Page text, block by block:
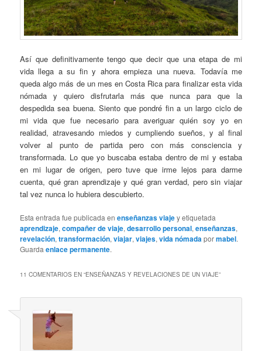
Así que definitivamente tengo que decir que una etapa de mi
vida llega a su fin y ahora empieza una nueva. Todavía me
queda algo más de un mes en Costa Rica para finalizar esta vida
nómada y quiero disfrutarla más que nunca para que la
despedida sea buena. Siento que pondré fin a un largo ciclo de
mi vida que fue necesario para averiguar quién soy yo en
realidad, atravesando miedos y cumpliendo sueños, y al final
volver al punto de partida pero con más consciencia y
transformada. Lo que yo buscaba estaba dentro de mi y estaba
en mi lugar de origen, pero tuve que irme lejos para darme
cuenta, qué gran aprendizaje y qué gran verdad, pero sin viajar
tal vez nunca lo hubiera descubierto.
Esta entrada fue publicada enenseñanzas viajey etiquetada
aprendizaje,compañer de viaje,desarrollo personal,enseñanzas,
revelación,transformación,viajar,viajes,vida nómadapormabel.
Guardaenlace permanente.
11 COMENTARIOS EN “ENSEÑANZAS Y REVELACIONES DE UN VIAJE”